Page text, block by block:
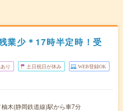
少＊17時半定時！受
り 土日祝日が休み WEB登録OK
木(静岡鉄道線)駅から車7分